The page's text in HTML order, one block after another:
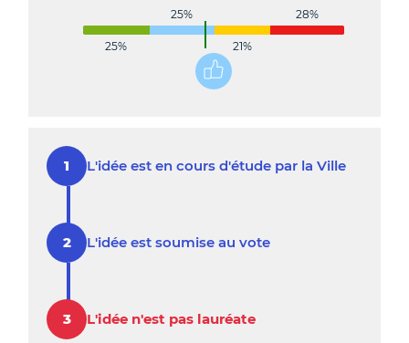
25% 28%
25% 21%
L'idée est en cours d'étude par la Ville
L'idée est soumise au vote
L'idée n'est pas lauréate